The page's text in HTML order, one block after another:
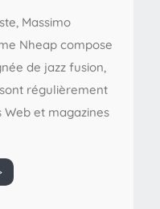
Massimo
Nheap compose
de jazz fusion,
régulièrement
Web et magazines